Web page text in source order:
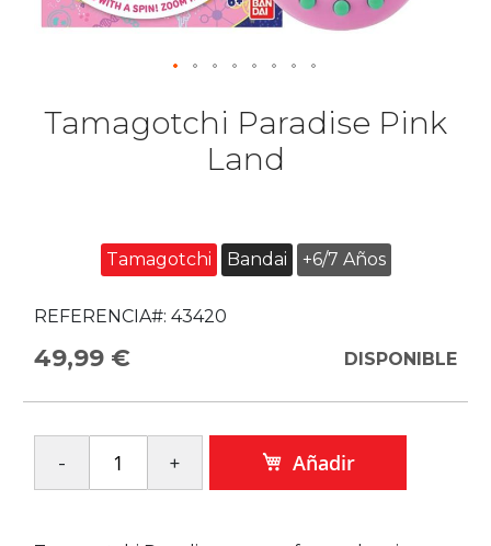
Tamagotchi Paradise Pink
Land
Tamagotchi Bandai +6/7 Años
REFERENCIA#: 43420
49,99 € DISPONIBLE
Añadir